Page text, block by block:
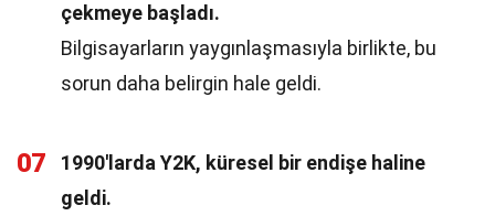
çekmeye başladı.
Bilgisayarların yaygınlaşmasıyla birlikte, bu
sorun daha belirgin hale geldi.
07
1990'larda Y2K, küresel bir endişe haline
geldi.